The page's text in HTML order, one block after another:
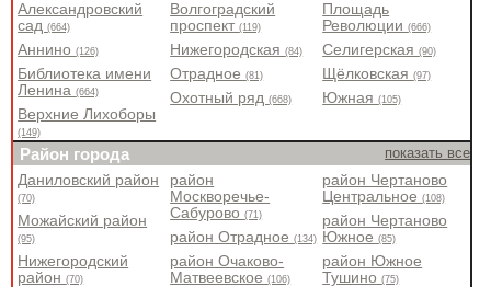
Александровский
сад(664)
Аннино(126)
Библиотека имени
Ленина(664)
Верхние Лихоборы
(149)
Волгоградский
проспект(119)
Нижегородская(84)
Отрадное(81)
Охотный ряд(668)
Площадь
Революции(666)
Селигерская(90)
Щёлковская(97)
Южная(105)
Район города показать все
Даниловский район
(70)
Можайский район
(95)
Нижегородский
район(70)
район
Москворечье-
Сабурово(71)
район Отрадное(134)
район Очаково-
Матвеевское(106)
район Чертаново
Центральное(108)
район Чертаново
Южное(85)
район Южное
Тушино(75)